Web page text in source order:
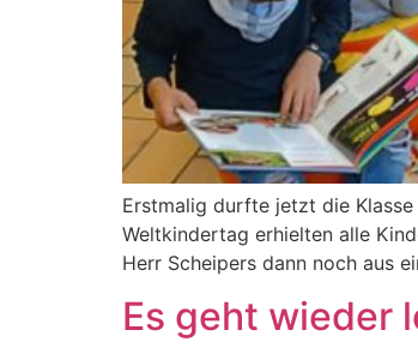
Erstmalig durfte jetzt die
Weltkindertag erhielten alle
Herr Scheipers dann noch aus
Es geht wieder